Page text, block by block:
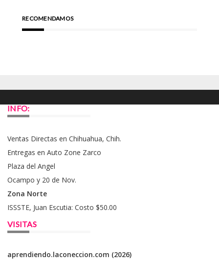
RECOMENDAMOS
INFO:
Ventas Directas en Chihuahua, Chih.
Entregas en Auto Zone Zarco
Plaza del Angel
Ocampo y 20 de Nov.
Zona Norte
ISSSTE, Juan Escutia: Costo $50.00
VISITAS
aprendiendo.laconeccion.com (2026)